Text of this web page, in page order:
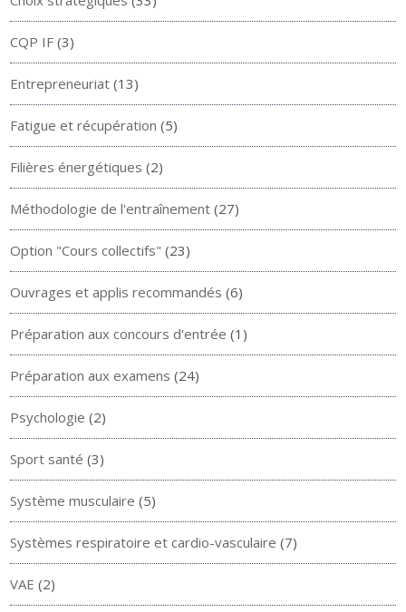
CQP IF (3)
Entrepreneuriat (13)
Fatigue et récupération (5)
Filières énergétiques (2)
Méthodologie de l'entraînement (27)
Option "Cours collectifs" (23)
Ouvrages et applis recommandés (6)
Préparation aux concours d'entrée (1)
Préparation aux examens (24)
Psychologie (2)
Sport santé (3)
Système musculaire (5)
Systèmes respiratoire et cardio-vasculaire (7)
VAE (2)